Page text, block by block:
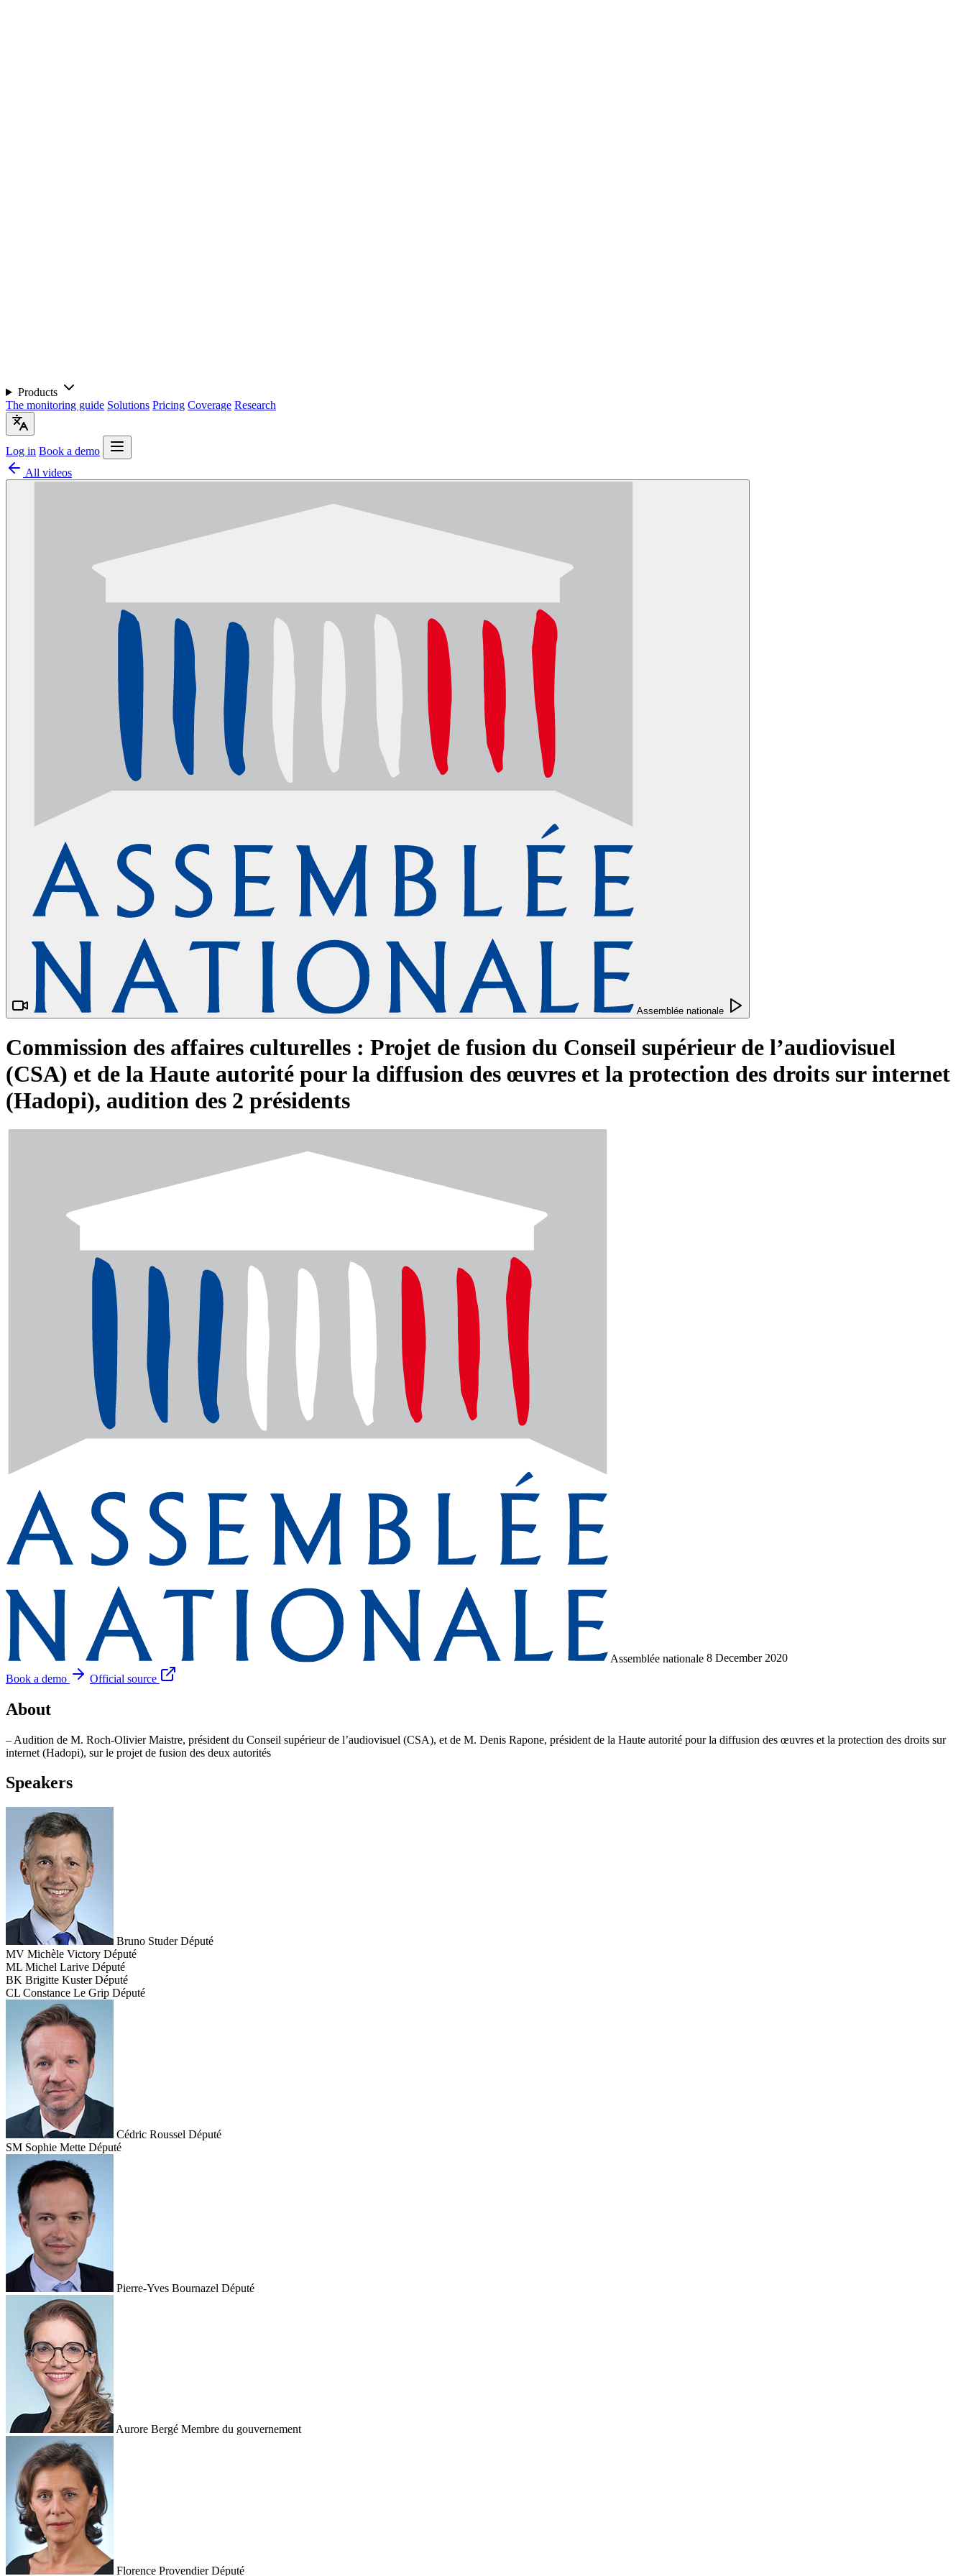
Products
The monitoring guide Solutions Pricing Coverage Research
Log in Book a demo
All videos
Assemblée nationale
Commission des affaires culturelles : Projet de fusion du Conseil supérieur de l’audiovisuel
(CSA) et de la Haute autorité pour la diffusion des œuvres et la protection des droits sur internet
(Hadopi), audition des 2 présidents
Assemblée nationale 8 December 2020
Book a demo
Official source
About
– Audition de M. Roch-Olivier Maistre, président du Conseil supérieur de l’audiovisuel (CSA), et de M. Denis Rapone, président de la Haute autorité pour la diffusion des œuvres et la protection des droits sur
internet (Hadopi), sur le projet de fusion des deux autorités
Speakers
Bruno Studer Député
MV Michèle Victory Député
ML Michel Larive Député
BK Brigitte Kuster Député
CL Constance Le Grip Député
Cédric Roussel Député
SM Sophie Mette Député
Pierre-Yves Bournazel Député
Aurore Bergé Membre du gouvernement
Florence Provendier Député